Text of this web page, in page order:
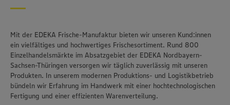
Mit der EDEKA Frische-Manufaktur bieten wir unseren Kund:innen
ein vielfältiges und hochwertiges Frischesortiment. Rund 800
Einzelhandelsmärkte im Absatzgebiet der EDEKA Nordbayern-
Sachsen-Thüringen versorgen wir täglich zuverlässig mit unseren
Produkten. In unserem modernen Produktions- und Logistikbetrieb
bündeln wir Erfahrung im Handwerk mit einer hochtechnologischen
Fertigung und einer effizienten Warenverteilung.